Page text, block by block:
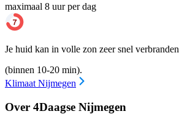
maximaal 8 uur per dag
Je huid kan in volle zon zeer snel verbranden
(binnen 10-20 min).
Klimaat Nijmegen
Over 4Daagse Nijmegen